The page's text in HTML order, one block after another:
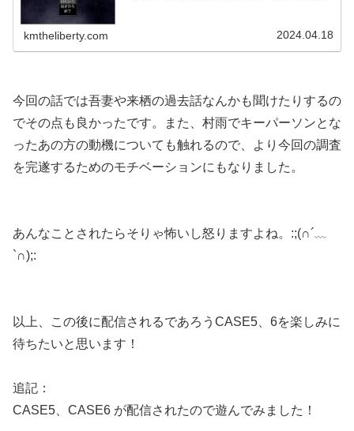
kmtheliberty.com 2024.04.18
今回の話では吾妻や来栖の過去話なんかも聞けたりするの
でその点も良かったです。また、村雨でキーパーソンとな
ったあの方の動機についても触れるので、より今回の調査
を完遂するためのモチベーションにもなりました。
あんなことされたらそりゃ怖いし怒りますよね。:;(∩´﹏
`∩);:
以上、この後に配信されるであろうCASE5、6を楽しみに
待ちたいと思います！
追記：
CASE5、CASE6 が配信されたので遊んでみました！